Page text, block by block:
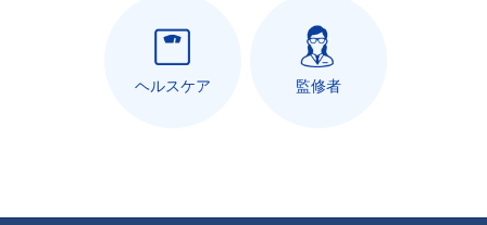
ヘルスケア 監修者